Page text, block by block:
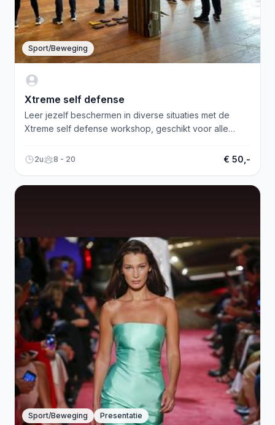
Sport/Beweging
Xtreme self defense
Leer jezelf beschermen in diverse situaties met de
Xtreme self defense workshop, geschikt voor alle
2u 8 - 20 € 50,-
Sport/Beweging Presentatie